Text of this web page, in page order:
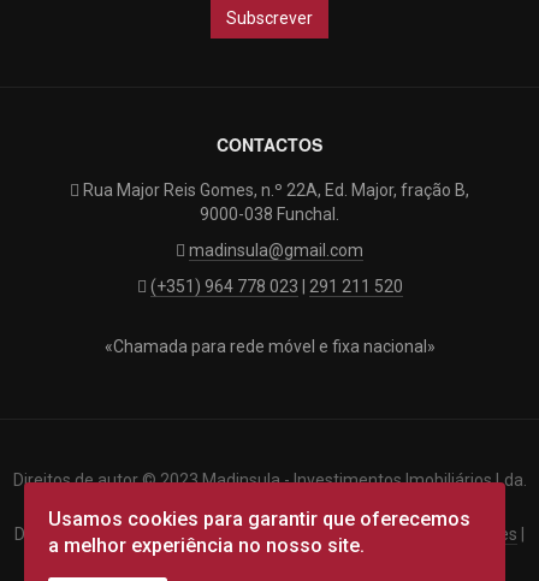
CONTACTOS
Rua Major Reis Gomes, n.º 22A, Ed. Major, fração B,
9000-038 Funchal.
madinsula@gmail.com
(+351) 964 778 023
291 211 520
«Chamada para rede móvel e fixa nacional»
Direitos de autor © 2023 Madinsula - Investimentos Imobiliários Lda.
Designed by
targetlink| Termos & Condições Cookies
Usamos cookies para garantir que oferecemos
a melhor experiência no nosso site.